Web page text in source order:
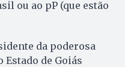
ou ao pP (que estão
da poderosa
Estado de Goiás